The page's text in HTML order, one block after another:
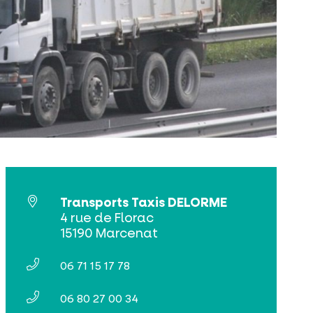
Transports Taxis DELORME
4 rue de Florac
15190 Marcenat
06 71 15 17 78
06 80 27 00 34